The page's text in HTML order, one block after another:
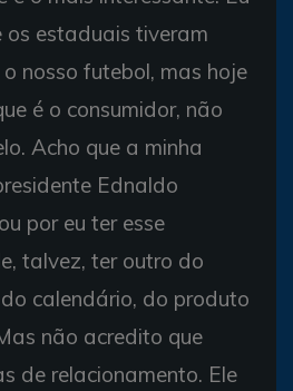
os estaduais tiveram
nosso futebol, mas hoje
é o consumidor, não
Acho que a minha
Ednaldo
por eu ter esse
talvez, ter outro do
calendário, do produto
não acredito que
de relacionamento. Ele